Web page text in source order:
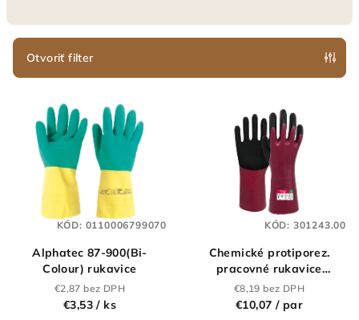
p
Otvoriť filter
Alphatec 87-900(Bi-
Colour) rukavice
€2,87 bez DPH
€3,53/ ks
KÓD: 0110006799070
Chemické protiporez.
pracovné rukavice
XCELLENT 78-308-
dopredaj
€8,19 bez DPH
€10,07 / par
KÓD: 301243.00